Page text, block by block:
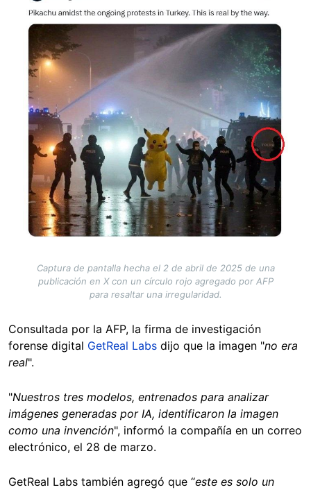
Captura de pantalla hecha el 2 de abril de 2025 de una
publicación en X con un círculo rojo agregado por AFP
para resaltar una irregularidad.
Consultada por la AFP, la firma de investigación
forense digital GetReal Labs dijo que la imagen "no era
real".
"Nuestros tres modelos, entrenados para analizar
imágenes generadas por IA, identificaron la imagen
como una invención", informó la compañía en un correo
electrónico, el 28 de marzo.
GetReal Labs también agregó que “este es solo un